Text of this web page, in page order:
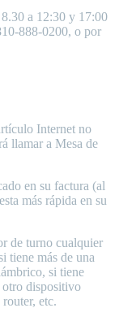
a 12:30 y 17:00
888-0200, o por
Internet no
llamar a Mesa de
en su factura (al
más rápida en su
de turno cualquier
tiene más de una
si tiene
otro dispositivo
etc.